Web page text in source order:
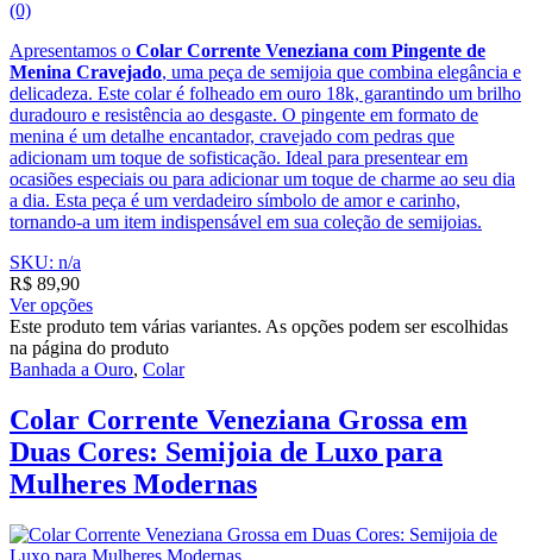
(0)
Apresentamos o Colar Corrente Veneziana com Pingente de
Menina Cravejado, uma peça de semijoia que combina elegância e
delicadeza. Este colar é folheado em ouro 18k, garantindo um brilho
duradouro e resistência ao desgaste. O pingente em formato de
menina é um detalhe encantador, cravejado com pedras que
adicionam um toque de sofisticação. Ideal para presentear em
ocasiões especiais ou para adicionar um toque de charme ao seu dia
a dia. Esta peça é um verdadeiro símbolo de amor e carinho,
tornando-a um item indispensável em sua coleção de semijoias.
SKU: n/a
R$ 89,90
Ver opções
Este produto tem várias variantes. As opções podem ser escolhidas
na página do produto
Banhada a Ouro, Colar
Colar Corrente Veneziana Grossa em
Duas Cores: Semijoia de Luxo para
Mulheres Modernas